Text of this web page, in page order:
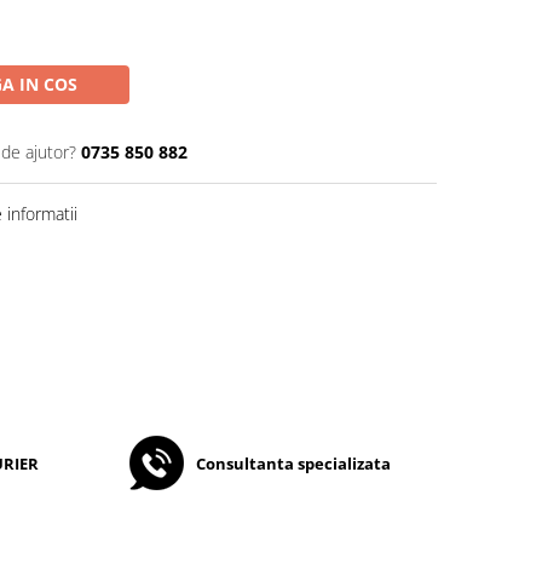
IN COS
ajutor? 0735 850 882
informatii
Consultanta specializata